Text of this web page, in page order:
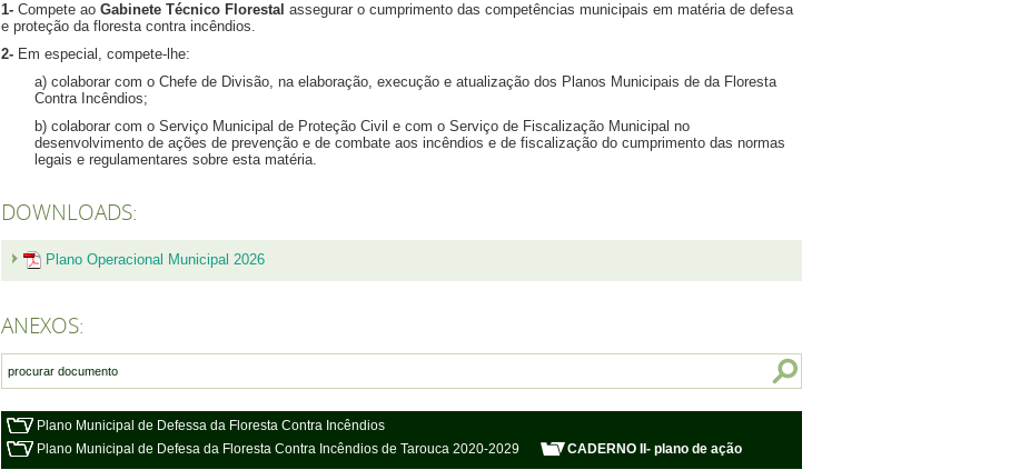
1- Compete ao Gabinete Técnico Florestal assegurar o cumprimento das competências municipais em matéria de defesa
e proteção da floresta contra incêndios.
2- Em especial, compete-lhe:
a) colaborar com o Chefe de Divisão, na elaboração, execução e atualização dos Planos Municipais de da Floresta
Contra Incêndios;
b) colaborar com o Serviço Municipal de Proteção Civil e com o Serviço de Fiscalização Municipal no
desenvolvimento de ações de prevenção e de combate aos incêndios e de fiscalização do cumprimento das normas
legais e regulamentares sobre esta matéria.
DOWNLOADS:
Plano Operacional Municipal 2026
ANEXOS:
Plano Municipal de Defessa da Floresta Contra Incêndios
Plano Municipal de Defesa da Floresta Contra Incêndios de Tarouca 2020-2029
CADERNO II- plano de ação